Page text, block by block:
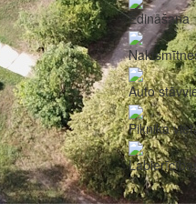
Ēdināšana
Auto
Piknika